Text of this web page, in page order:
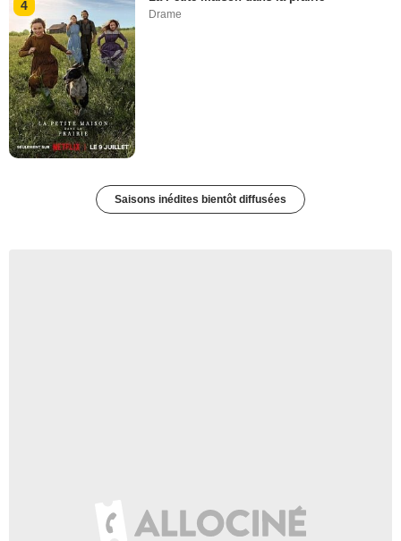
4
Drame
Saisons inédites bientôt diffusées